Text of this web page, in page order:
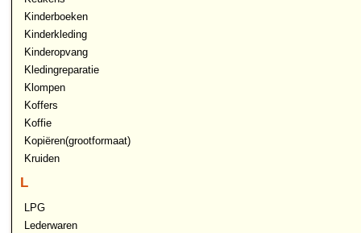
Kinderboeken
Kinderkleding
Kinderopvang
Kledingreparatie
Klompen
Koffers
Koffie
Kopiëren(grootformaat)
Kruiden
L
LPG
Lederwaren